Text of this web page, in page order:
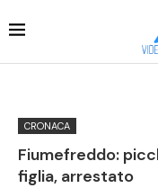
CRONACA
Fiumefreddo:
figlia, arrestato